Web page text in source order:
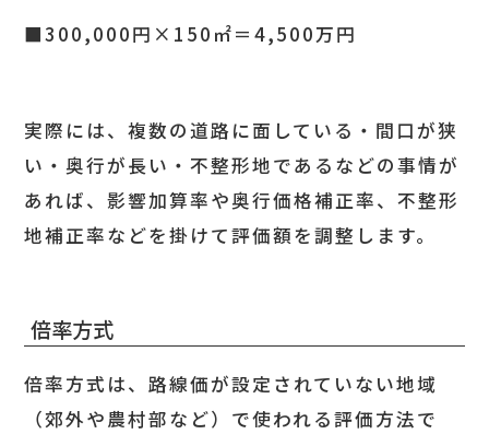
■300,000円×150㎡＝4,500万円
実際には、複数の道路に面している・間口が狭
い・奥行が長い・不整形地であるなどの事情が
あれば、影響加算率や奥行価格補正率、不整形
地補正率などを掛けて評価額を調整します。
倍率方式
倍率方式は、路線価が設定されていない地域
（郊外や農村部など）で使われる評価方法で